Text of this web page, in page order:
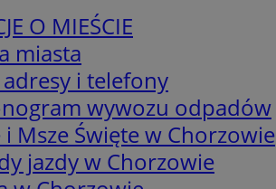
O MIEŚCIE
miasta
i telefony
wywozu odpadów
i Msze Święte w Chorzowie
jazdy w Chorzowie